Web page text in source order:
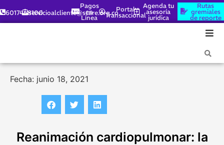
6017448100servicioalcliente@scare.org.co
Pagos
en
Línea
Portal
Transaccional
Agenda tu
asesoría
jurídica
Rutas
gremiales
de reporte
Fecha: junio 18, 2021
Reanimación cardiopulmonar: la